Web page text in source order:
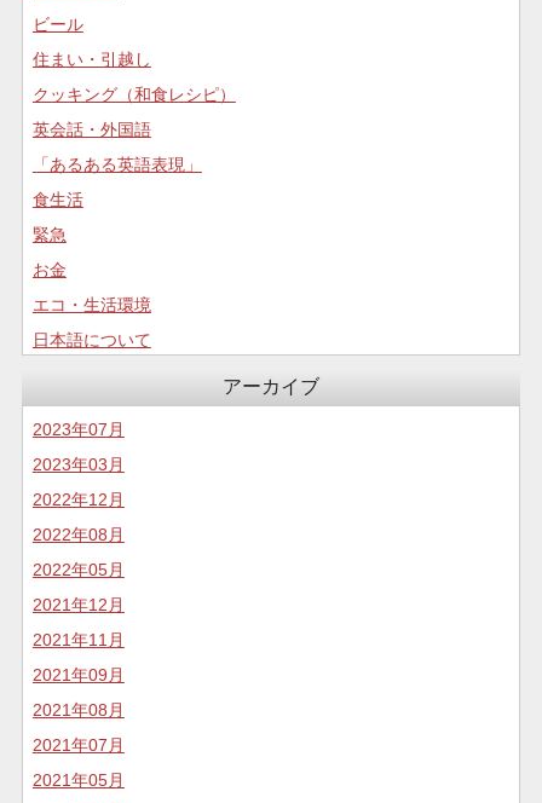
ビール
住まい・引越し
クッキング（和食レシピ）
英会話・外国語
「あるある英語表現」
食生活
緊急
お金
エコ・生活環境
日本語について
食生活
アーカイブ
2023年07月
2023年03月
2022年12月
2022年08月
2022年05月
2021年12月
2021年11月
2021年09月
2021年08月
2021年07月
2021年05月